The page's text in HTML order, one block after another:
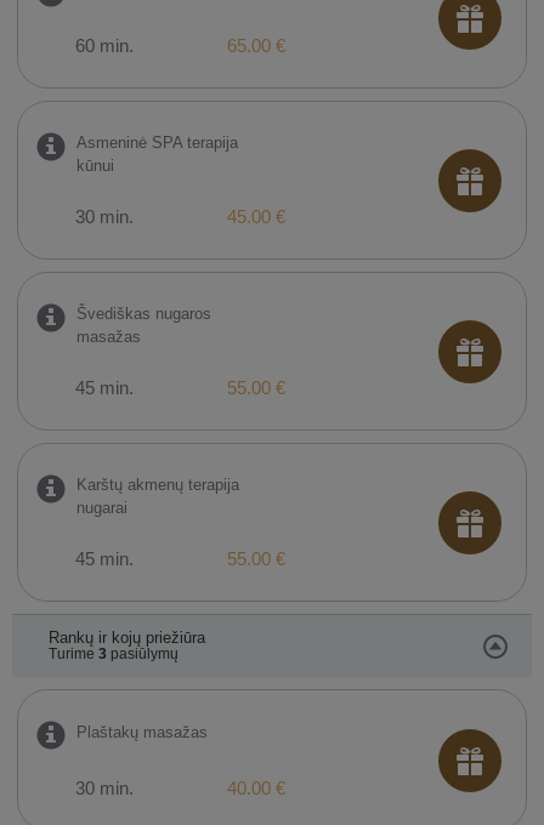
60 min. 65.00 €
Asmeninė SPA terapija
kūnui
30 min. 45.00 €
Švediškas nugaros
masažas
45 min. 55.00 €
Karštų akmenų terapija
nugarai
45 min. 55.00 €
Rankų ir kojų priežiūra
Turime 3 pasiūlymų
Plaštakų masažas
30 min. 40.00 €